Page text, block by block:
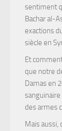
sentiment
Bachar al-
exactions
siècle en
Et
que notre
Damas en
des armes
Mais aussi,